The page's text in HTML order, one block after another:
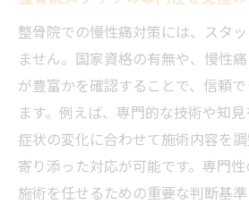
整骨院での慢性痛対策には、スタ
ません。国家資格の有無や、慢性
が豊富かを確認することで、信頼
ます。例えば、専門的な技術や知見
症状の変化に合わせて施術内容を
寄り添った対応が可能です。専門
施術を任せるための重要な判断基準